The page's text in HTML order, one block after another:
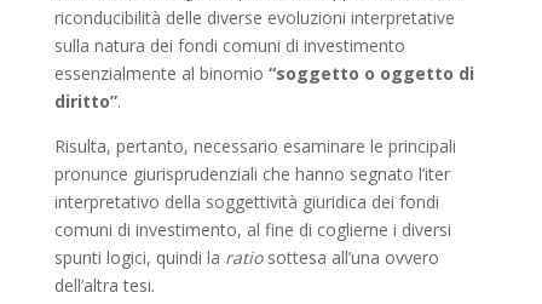
riconducibilità delle diverse evoluzioni interpretative
sulla natura dei fondi comuni di investimento
essenzialmente al binomio “soggetto o oggetto di
diritto”.
Risulta, pertanto, necessario esaminare le principali
pronunce giurisprudenziali che hanno segnato l’iter
interpretativo della soggettività giuridica dei fondi
comuni di investimento, al fine di coglierne i diversi
spunti logici, quindi la ratiosottesa all’una ovvero
dell’altra tesi.